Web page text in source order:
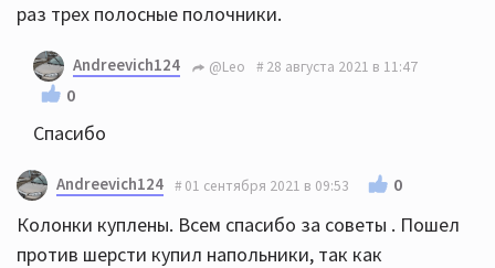
раз трех полосные полочники.
Andreevich124 @Leo 28 августа 2021 в 11:47
0
Спасибо
Andreevich124 01 сентября 2021 в 09:53 0
Колонки куплены. Всем спасибо за советы . Пошел
против шерсти купил напольники, так как